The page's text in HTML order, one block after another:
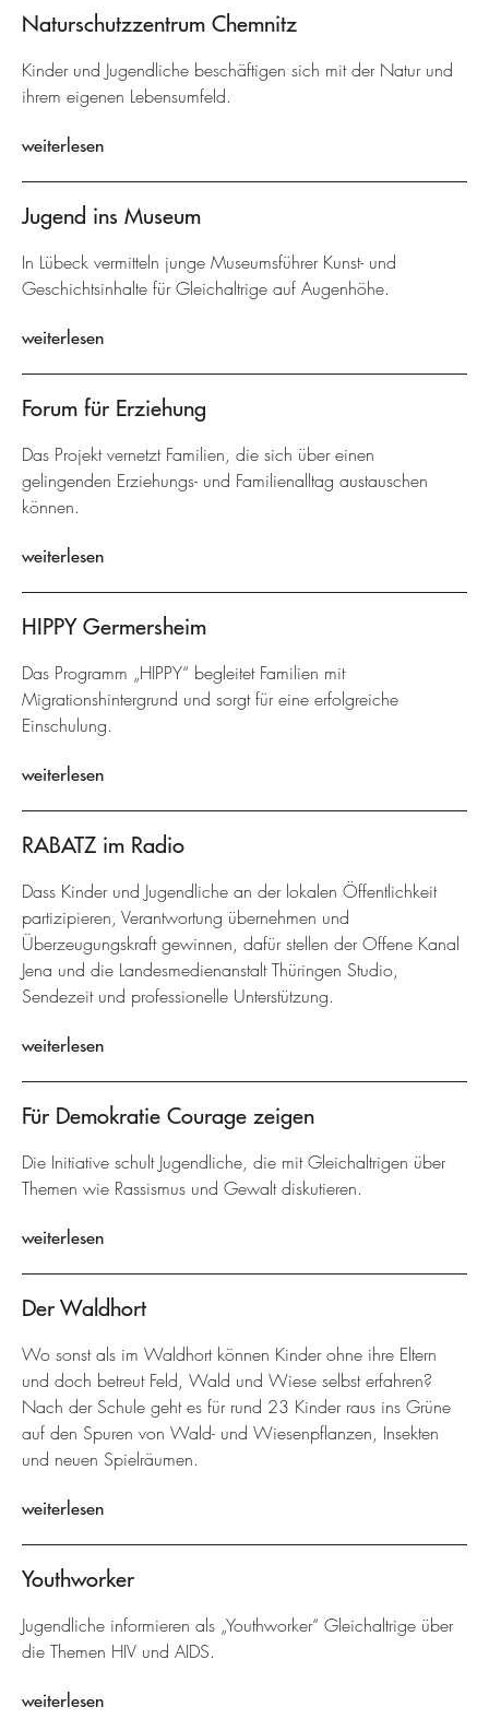
Naturschutzzentrum Chemnitz
Kinder und Jugendliche beschäftigen sich mit der Natur und
ihrem eigenen Lebensumfeld.
weiterlesen
Jugend ins Museum
In Lübeck vermitteln junge Museumsführer Kunst- und
Geschichtsinhalte für Gleichaltrige auf Augenhöhe.
weiterlesen
Forum für Erziehung
Das Projekt vernetzt Familien, die sich über einen
gelingenden Erziehungs- und Familienalltag austauschen
können.
weiterlesen
HIPPY Germersheim
Das Programm „HIPPY“ begleitet Familien mit
Migrationshintergrund und sorgt für eine erfolgreiche
Einschulung.
weiterlesen
RABATZ im Radio
Dass Kinder und Jugendliche an der lokalen Öffentlichkeit
partizipieren, Verantwortung übernehmen und
Überzeugungskraft gewinnen, dafür stellen der Offene Kanal
Jena und die Landesmedienanstalt Thüringen Studio,
Sendezeit und professionelle Unterstützung.
weiterlesen
Für Demokratie Courage zeigen
Die Initiative schult Jugendliche, die mit Gleichaltrigen über
Themen wie Rassismus und Gewalt diskutieren.
weiterlesen
Der Waldhort
Wo sonst als im Waldhort können Kinder ohne ihre Eltern
und doch betreut Feld, Wald und Wiese selbst erfahren?
Nach der Schule geht es für rund 23 Kinder raus ins Grüne
auf den Spuren von Wald- und Wiesenpflanzen, Insekten
und neuen Spielräumen.
weiterlesen
Youthworker
Jugendliche informieren als „Youthworker“ Gleichaltrige über
die Themen HIV und AIDS.
weiterlesen